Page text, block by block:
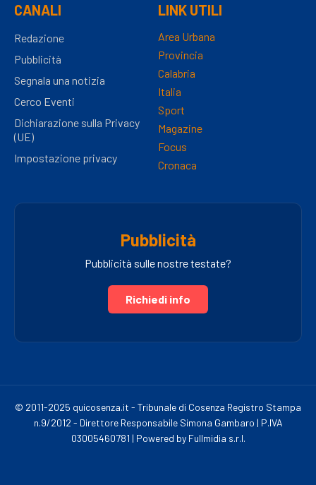
CANALI
Redazione
Pubblicità
Segnala una notizia
Cerco Eventi
Dichiarazione sulla Privacy
(UE)
Impostazione privacy
LINK UTILI
Area Urbana
Provincia
Calabria
Italia
Sport
Magazine
Focus
Cronaca
Pubblicità
Pubblicità sulle nostre testate?
Richiedi info
© 2011-2025 quicosenza.it - Tribunale di Cosenza Registro Stampa
n.9/2012 - Direttore Responsabile Simona Gambaro | P.IVA
03005460781 | Powered by Fullmidia s.r.l.